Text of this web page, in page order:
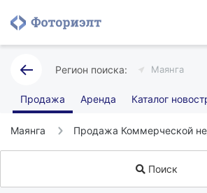
Маянга
Продажа Аренда Каталог
Маянга Продажа Коммерческой
Поиск